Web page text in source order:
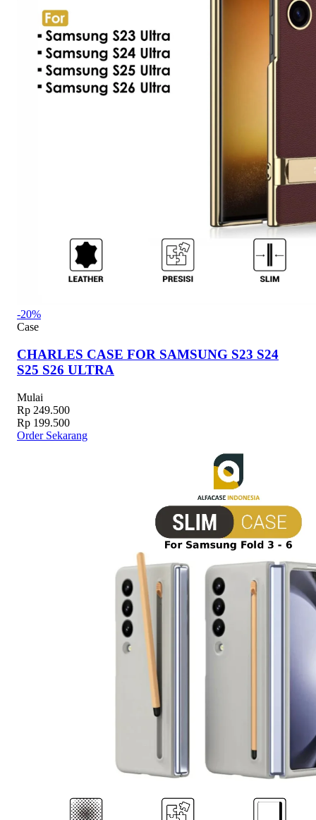
-20%
Case
CHARLES CASE FOR SAMSUNG S23 S24
S25 S26 ULTRA
Mulai
Rp 249.500
Rp 199.500
Order Sekarang